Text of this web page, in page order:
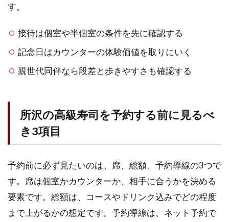
す。
接待は個室や半個室の条件を先に確認する
記念日はカウンターの体験価値を取りにいく
親世代同伴なら段差と歩きやすさも確認する
所沢の高級寿司を予約する前に見るべ
き3項目
予約前に必ず見たいのは、席、総額、予約導線の3つで
す。席は個室かカウンターか、相手に合うかを決める
要素です。総額は、コースやドリンク込みでどの程度
まで上がるかの想定です。予約導線は、ネット予約で